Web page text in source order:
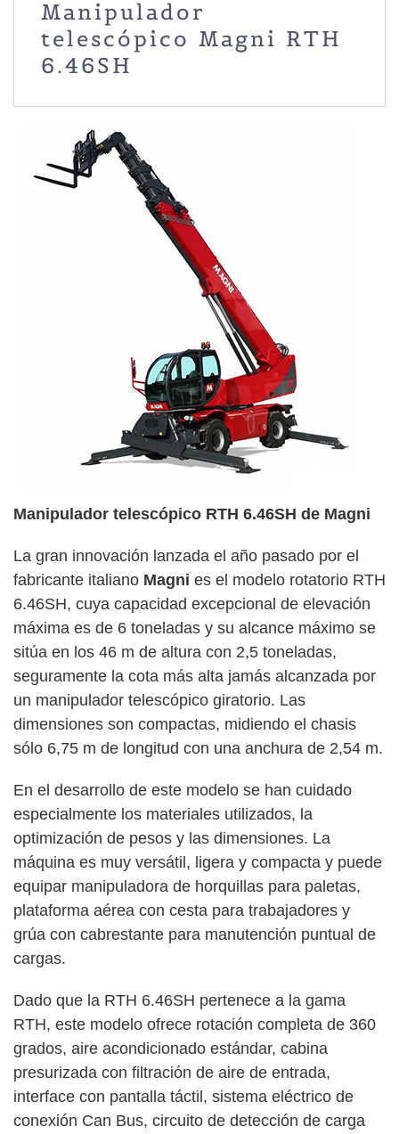
Manipulador
telescópico Magni RTH
6.46SH
Manipulador telescópico RTH 6.46SH de Magni
La gran innovación lanzada el año pasado por el
fabricante italiano Magni es el modelo rotatorio RTH
6.46SH, cuya capacidad excepcional de elevación
máxima es de 6 toneladas y su alcance máximo se
sitúa en los 46 m de altura con 2,5 toneladas,
seguramente la cota más alta jamás alcanzada por
un manipulador telescópico giratorio. Las
dimensiones son compactas, midiendo el chasis
sólo 6,75 m de longitud con una anchura de 2,54 m.
En el desarrollo de este modelo se han cuidado
especialmente los materiales utilizados, la
optimización de pesos y las dimensiones. La
máquina es muy versátil, ligera y compacta y puede
equipar manipuladora de horquillas para paletas,
plataforma aérea con cesta para trabajadores y
grúa con cabrestante para manutención puntual de
cargas.
Dado que la RTH 6.46SH pertenece a la gama
RTH, este modelo ofrece rotación completa de 360
grados, aire acondicionado estándar, cabina
presurizada con filtración de aire de entrada,
interface con pantalla táctil, sistema eléctrico de
conexión Can Bus, circuito de detección de carga